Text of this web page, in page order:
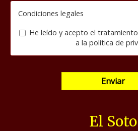
Condiciones legales
He leído y acepto el
a la política de
Enviar
El Soto